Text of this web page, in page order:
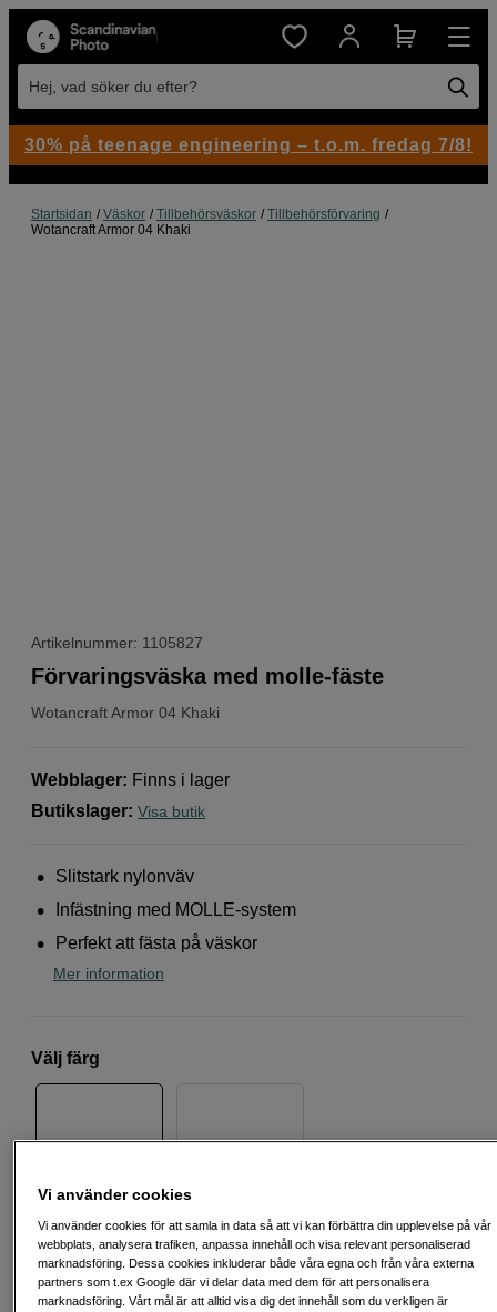
Hej, vad söker du efter?
Startsidan Väskor Tillbehörsväskor
Tillbehörsförvaring
Wotancraft Armor 04 Khaki
Artikelnummer: 1105827
WotancraftArmor 04 Khaki
Förvaringsväska med molle-fäste
Webblager: Finns i lager
Butikslager: Visa butik
Slitstark nylonväv
Infästning med MOLLE-system
Perfekt att fästa på väskor
Mer information
Välj färg
449 SEK
Handla tryggt med delbetalning eller faktura Info
30% på teenage engineering – t.o.m. fredag 7/8!
Vi använder cookies
Vi använder cookies för att samla in data så att vi kan förbättra din upplevelse på vår
webbplats, analysera trafiken, anpassa innehåll och visa relevant personaliserad
marknadsföring. Dessa cookies inkluderar både våra egna och från våra externa
partners som t.ex Google där vi delar data med dem för att personalisera
marknadsföring. Vårt mål är att alltid visa dig det innehåll som du verkligen är